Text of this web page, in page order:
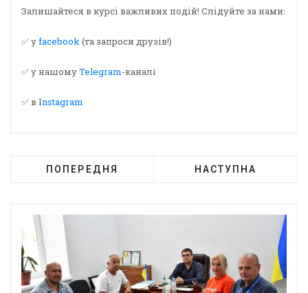
Залишайтеся в курсі важливих подій! Слідуйте за нами:
✅ уfacebook(та запроси друзів!)
✅ у нашомуTelegram-каналі
✅ в Instagram
ПОПЕРЕДНЯ НАСТУПНА